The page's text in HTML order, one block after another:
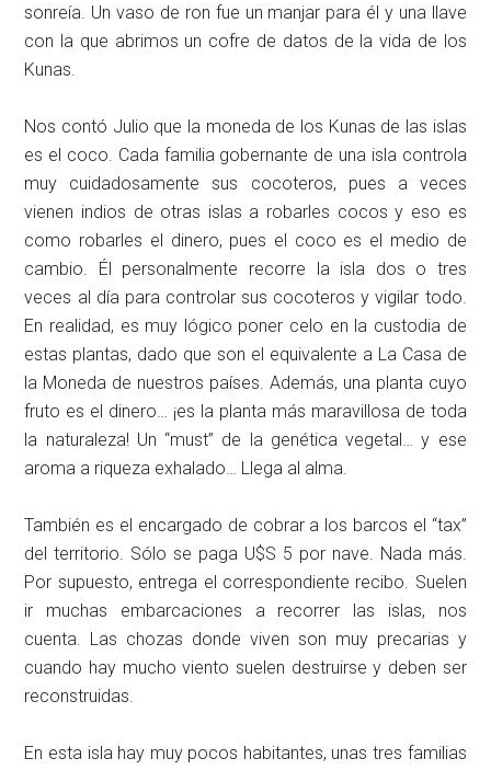
sonreía. Un vaso de ron fue un manjar para él y una llave
con la que abrimos un cofre de datos de la vida de los
Kunas.
Nos contó Julio que la moneda de los Kunas de las islas
es el coco. Cada familia gobernante de una isla controla
muy cuidadosamente sus cocoteros, pues a veces
vienen indios de otras islas a robarles cocos y eso es
como robarles el dinero, pues el coco es el medio de
cambio. Él personalmente recorre la isla dos o tres
veces al día para controlar sus cocoteros y vigilar todo.
En realidad, es muy lógico poner celo en la custodia de
estas plantas, dado que son el equivalente a La Casa de
la Moneda de nuestros países. Además, una planta cuyo
fruto es el dinero… ¡es la planta más maravillosa de toda
la naturaleza! Un “must” de la genética vegetal… y ese
aroma a riqueza exhalado… Llega al alma.
También es el encargado de cobrar a los barcos el “tax”
del territorio. Sólo se paga U$S 5 por nave. Nada más.
Por supuesto, entrega el correspondiente recibo. Suelen
ir muchas embarcaciones a recorrer las islas, nos
cuenta. Las chozas donde viven son muy precarias y
cuando hay mucho viento suelen destruirse y deben ser
reconstruidas.
En esta isla hay muy pocos habitantes, unas tres familias